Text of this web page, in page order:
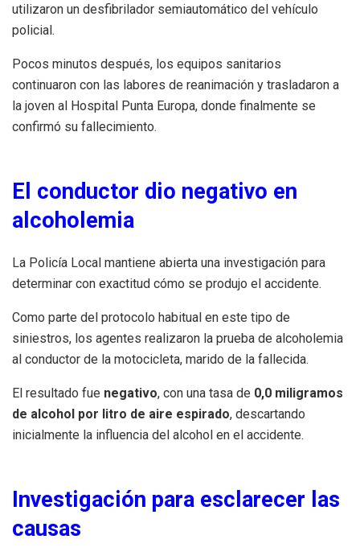
utilizaron un desfibrilador semiautomático del vehículo
policial.
Pocos minutos después, los equipos sanitarios
continuaron con las labores de reanimación y trasladaron a
la joven al Hospital Punta Europa, donde finalmente se
confirmó su fallecimiento.
El conductor dio negativo en
alcoholemia
La Policía Local mantiene abierta una investigación para
determinar con exactitud cómo se produjo el accidente.
Como parte del protocolo habitual en este tipo de
siniestros, los agentes realizaron la prueba de alcoholemia
al conductor de la motocicleta, marido de la fallecida.
El resultado fue negativo, con una tasa de 0,0 miligramos
de alcohol por litro de aire espirado, descartando
inicialmente la influencia del alcohol en el accidente.
Investigación para esclarecer las
causas